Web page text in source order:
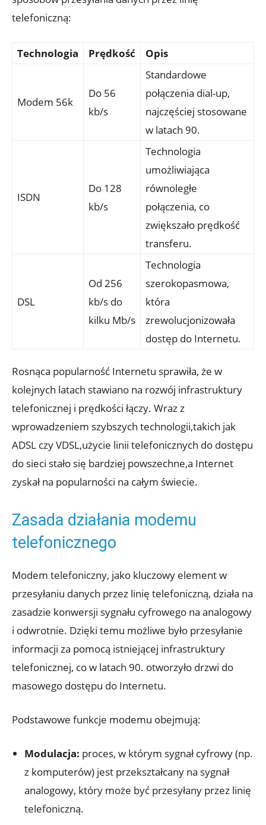
telefoniczną:
Technologia Prędkość Opis
Modem 56k
Do 56
kb/s
Standardowe
połączenia dial-up,
najczęściej stosowane
w latach 90.
ISDN
Do 128
kb/s
Technologia
umożliwiająca
równoległe
połączenia, co
zwiększało prędkość
transferu.
DSL
Od 256
kb/s do
kilku Mb/s
Technologia
szerokopasmowa,
która
zrewolucjonizowała
dostęp do Internetu.
Rosnąca popularność Internetu sprawiła, że w
kolejnych latach stawiano na rozwój infrastruktury
telefonicznej i prędkości łączy. Wraz z
wprowadzeniem szybszych technologii,takich jak
ADSL czy VDSL,użycie linii telefonicznych do dostępu
do sieci stało się bardziej powszechne,a Internet
zyskał na popularności na całym świecie.
Zasada działania modemu
telefonicznego
Modem telefoniczny, jako kluczowy element w
przesyłaniu danych przez linię telefoniczną, działa na
zasadzie konwersji sygnału cyfrowego na analogowy
i odwrotnie. Dzięki temu możliwe było przesyłanie
informacji za pomocą istniejącej infrastruktury
telefonicznej, co w latach 90. otworzyło drzwi do
masowego dostępu do Internetu.
Podstawowe funkcje modemu obejmują:
Modulacja: proces, w którym sygnał cyfrowy (np.
z komputerów) jest przekształcany na sygnał
analogowy, który może być przesyłany przez linię
telefoniczną.